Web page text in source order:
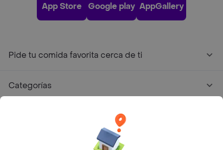
App Store Google play AppGallery
Pide tu comida favorita cerca de ti
Categorías